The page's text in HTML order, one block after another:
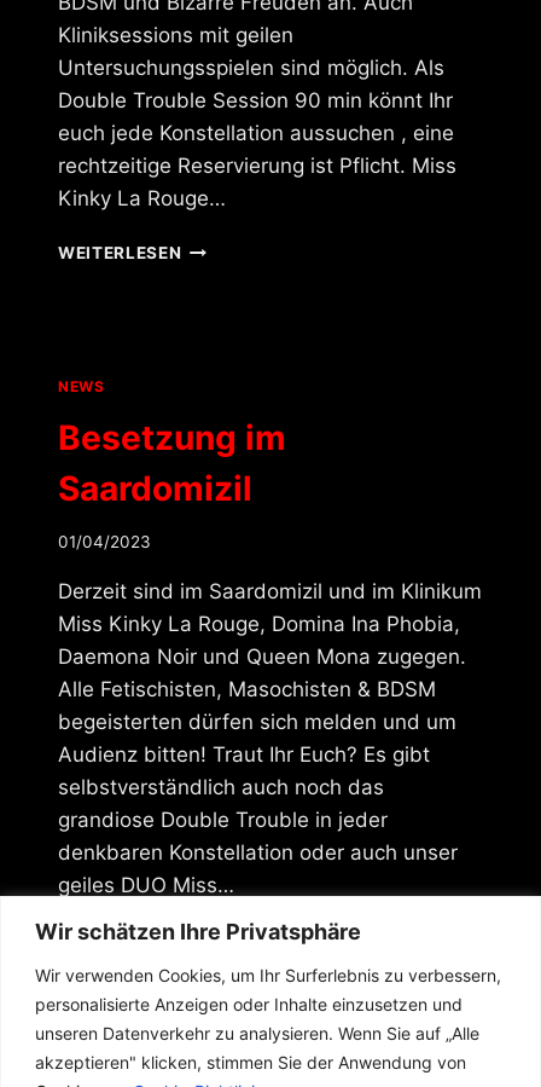
Wir schätzen Ihre Privatsphäre
Wir verwenden Cookies, um Ihr Surferlebnis zu verbessern,
personalisierte Anzeigen oder Inhalte einzusetzen und
unseren Datenverkehr zu analysieren. Wenn Sie auf „Alle
akzeptieren" klicken, stimmen Sie der Anwendung von
Kliniksessions mit geilen
Untersuchungsspielen sind möglich. Als
Double Trouble Session 90 min könnt Ihr
euch jede Konstellation aussuchen , eine
rechtzeitige Reservierung ist Pflicht. Miss
Kinky La Rouge…
WEITERLESENBESETZUNG
NEWS
Besetzung im
Saardomizil
01/04/2023
Derzeit sind im Saardomizil und im Klinikum
Miss Kinky La Rouge, Domina Ina Phobia,
Daemona Noir und Queen Mona zugegen.
Alle Fetischisten, Masochisten & BDSM
begeisterten dürfen sich melden und um
Audienz bitten! Traut Ihr Euch? Es gibt
selbstverständlich auch noch das
grandiose Double Trouble in jeder
denkbaren Konstellation oder auch unser
geiles DUO Miss…
WEITERLESEN BESETZUNG
SAARDOMIZIL
Seitennavigation
Vorherige
1 2 3 4 5 …